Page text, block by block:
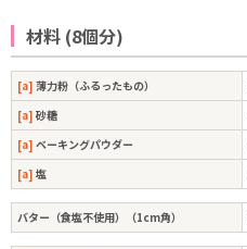
材料 (8個分)
[a] 薄力粉（ふるったもの）
[a] 砂糖
[a] ベーキングパウダー
[a] 塩
バター（食塩不使用）（1cm角）